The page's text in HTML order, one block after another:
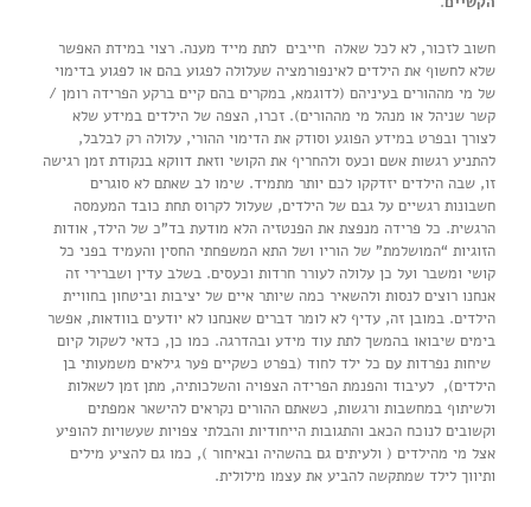
חשוב לזכור, לא לכל שאלה חייבים לתת מייד מענה. רצוי במידת האפשר
שלא לחשוף את הילדים לאינפורמציה שעלולה לפגוע בהם או לפגוע בדימוי
של מי מההורים בעיניהם (לדוגמא, במקרים בהם קיים ברקע הפרידה רומן /
קשר שניהל או מנהל מי מההורים). זכרו, הצפה של הילדים במידע שלא
לצורך ובפרט במידע הפוגע וסודק את הדימוי ההורי, עלולה רק לבלבל,
להתניע רגשות אשם וכעס ולהחריף את הקושי וזאת דווקא בנקודת זמן רגישה
זו, שבה הילדים יזדקקו לכם יותר מתמיד. שימו לב שאתם לא סוגרים
חשבונות רגשיים על גבם של הילדים, שעלול לקרוס תחת כובד המעמסה
הרגשית. כל פרידה מנפצת את הפנטזיה הלא מודעת בד”כ של הילד, אודות
הזוגיות “המושלמת” של הוריו ושל התא המשפחתי החסין והעמיד בפני כל
קושי ומשבר ועל כן עלולה לעורר חרדות וכעסים. בשלב עדין ושברירי זה
אנחנו רוצים לנסות ולהשאיר כמה שיותר איים של יציבות וביטחון בחוויית
הילדים. במובן זה, עדיף לא לומר דברים שאנחנו לא יודעים בוודאות, אפשר
בימים שיבואו בהמשך לתת עוד מידע ובהדרגה. כמו כן, כדאי לשקול קיום
שיחות נפרדות עם כל ילד לחוד (בפרט כשקיים פער גילאים משמעותי בן
הילדים), לעיבוד והפנמת הפרידה הצפויה והשלכותיה, מתן זמן לשאלות
ולשיתוף במחשבות ורגשות, כשאתם ההורים נקראים להישאר אמפתים
וקשובים לנוכח הכאב והתגובות הייחודיות והבלתי צפויות שעשויות להופיע
אצל מי מהילדים ( ולעיתים גם בהשהיה ובאיחור ), כמו גם להציע מילים
ותיווך לילד שמתקשה להביע את עצמו מילולית.